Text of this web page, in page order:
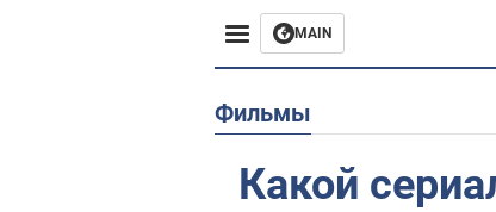
MAIN
Фильмы
Какой